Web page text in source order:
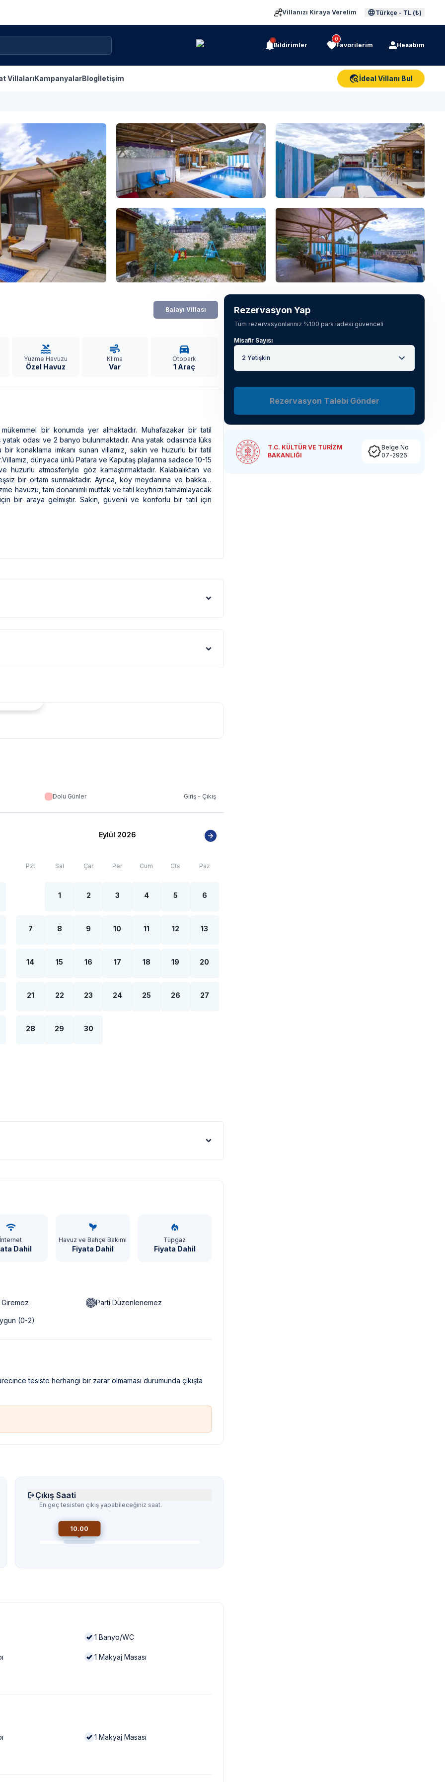
Villanızı Kiraya Verelim Türkçe - TL (₺)
Bildirimler
0
Favorilerim Hesabım
VillalarıKampanyalarBlogİletişim İdeal Villanı Bul
Tüm fotoğrafları gör
Balayı Villası
Yüzme Havuzu
Özel Havuz
Klima
Var
Otopark
1 Araç
bir konumda yer almaktadır. Muhafazakar bir tatil
odası ve 2 banyo bulunmaktadır. Ana yatak odasında lüks
konaklama imkanı sunan villamız, sakin ve huzurlu bir tatil
dünyaca ünlü Patara ve Kaputaş plajlarına sadece 10-15
atmosferiyle göz kamaştırmaktadır. Kalabalıktan ve
bir ortam sunmaktadır. Ayrıca, köy meydanına ve bakkala
havuzu, tam donanımlı mutfak ve tatil keyfinizi tamamlayacak
bir araya gelmiştir. Sakin, güvenli ve konforlu bir tatil için
yapılmaktadır. Ancak yine de çevrede kelebek, böcek,
görüntüyü ekrana sığdırmak amacıyla, geniş açılı lens ve
bölge şartları sebebiyle yamaç üzerine kurulmuştur.
artışı sebebiyle; bölge genelinde nadiren de olsa internet,
Dolu Günler Giriş - Çıkış
Eylül 2026
Pzt Sal Çar Per Cum Cts Paz
1 2 3 4 5 6
7 8 9 10 11 12 13
14 15 16 17 18 19 20
21 22 23 24 25 26 27
28 29 30
İnternet
Dahil
Havuz ve Bahçe Bakımı
Fiyata Dahil
Tüpgaz
Fiyata Dahil
Parti Düzenlenemez
(0-2)
tesiste herhangi bir zarar olmaması durumunda çıkışta
Çıkış Saati
En geç tesisten çıkış yapabileceğiniz saat.
10.00
1 Banyo/WC
1 Makyaj Masası
1 Makyaj Masası
Rezervasyon Yap
Tüm rezervasyonlarınız %100 para iadesi güvenceli
Misafir Sayısı
2 Yetişkin
Rezervasyon Talebi Gönder
T.C. KÜLTÜR VE TURİZM
BAKANLIĞI
Belge No
07-2926